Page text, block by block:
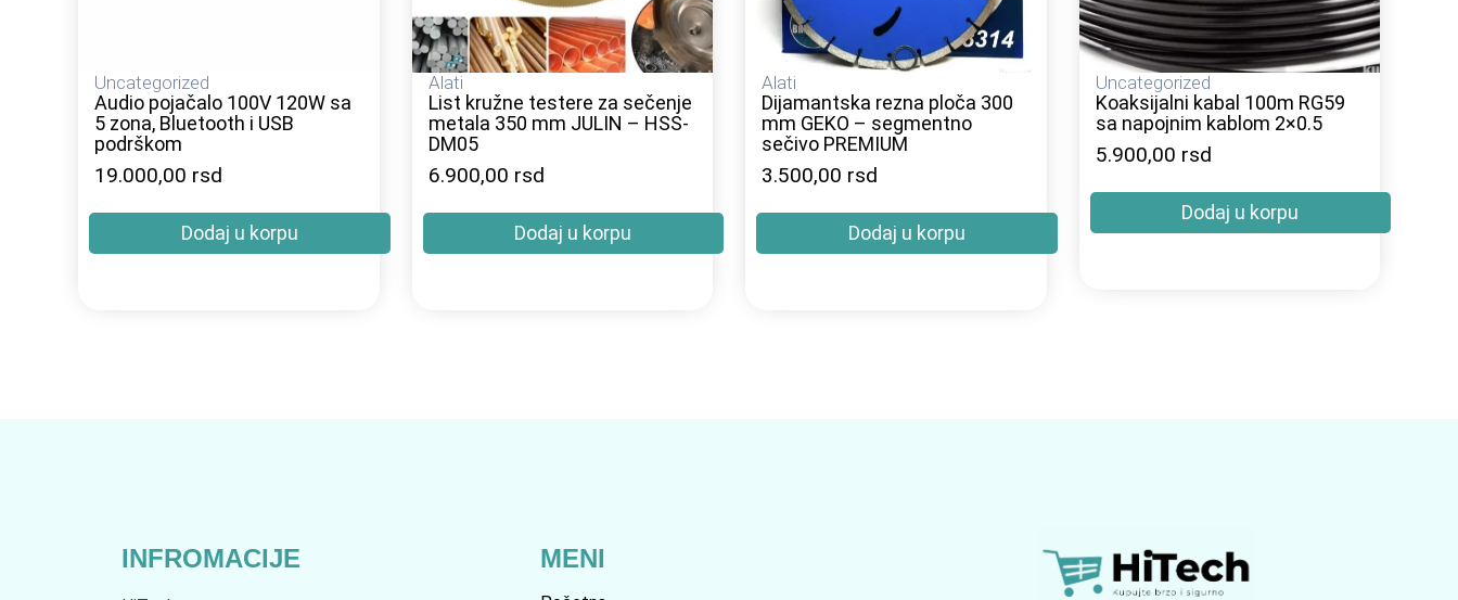
Uncategorized
Audio pojačalo 100V 120W sa
5 zona, Bluetooth i USB
podrškom
19.000,00 rsd
Dodaj u korpu
Alati
List kružne testere za sečenje
metala 350 mm JULIN – HSS-
DM05
6.900,00 rsd
Dodaj u korpu
Alati
Dijamantska rezna ploča 300
mm GEKO – segmentno
sečivo PREMIUM
3.500,00 rsd
Dodaj u korpu
Uncategorized
Koaksijalni kabal 100m RG59
sa napojnim kablom 2×0.5
5.900,00 rsd
Dodaj u korpu
INFROMACIJE MENI